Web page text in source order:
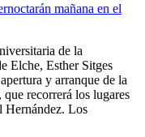
mañana en el
de la
Elche, Esther Sitges
y arranque de la
recorrerá los lugares
Hernández. Los